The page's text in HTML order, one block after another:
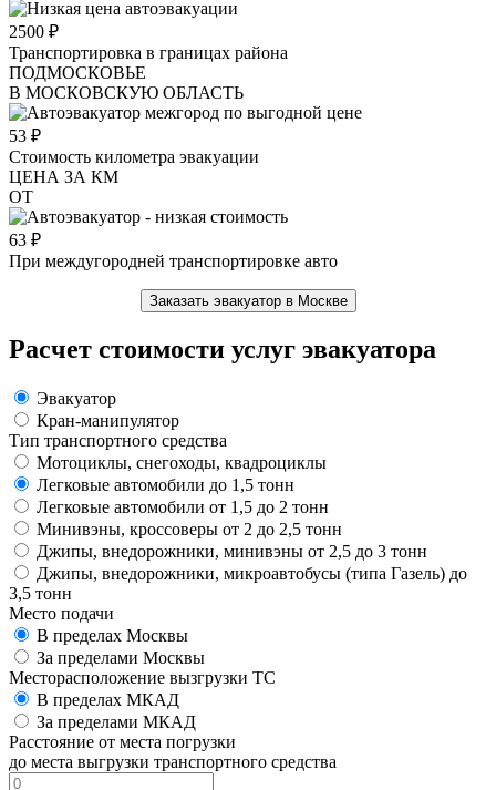
2500 ₽
Транспортировка в границах района
ПОДМОСКОВЬЕ
В МОСКОВСКУЮ ОБЛАСТЬ
53 ₽
Стоимость километра эвакуации
ЦЕНА ЗА КМ
ОТ
63 ₽
При междугородней транспортировке авто
Заказать эвакуатор в Москве
Расчет стоимости услуг эвакуатора
Эвакуатор
Кран-манипулятор
Тип транспортного средства
Мотоциклы, снегоходы, квадроциклы
Легковые автомобили до 1,5 тонн
Легковые автомобили от 1,5 до 2 тонн
Минивэны, кроссоверы от 2 до 2,5 тонн
Джипы, внедорожники, минивэны от 2,5 до 3 тонн
Джипы, внедорожники, микроавтобусы (типа Газель) до
3,5 тонн
Место подачи
В пределах Москвы
За пределами Москвы
Месторасположение вызгрузки ТС
В пределах МКАД
За пределами МКАД
Расстояние от места погрузки
до места выгрузки транспортного средства